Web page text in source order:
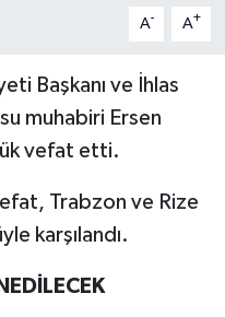
A- A+
Başkanı ve İhlas
muhabiri Ersen
vefat etti.
Trabzon ve Rize
karşılandı.